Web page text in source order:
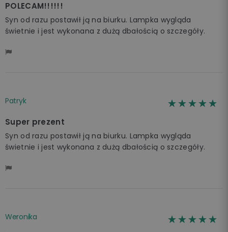
POLECAM!!!!!!
Syn od razu postawił ją na biurku. Lampka wygląda
świetnie i jest wykonana z dużą dbałością o szczegóły.
Patryk ☆☆☆☆☆
★★★★★
Super prezent
Syn od razu postawił ją na biurku. Lampka wygląda
świetnie i jest wykonana z dużą dbałością o szczegóły.
Weronika ☆☆☆☆☆
★★★★★